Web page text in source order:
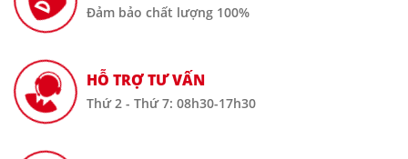
Đảm bảo chất lượng 100%
HỖ TRỢ TƯ VẤN
Thứ 2 - Thứ 7: 08h30-17h30